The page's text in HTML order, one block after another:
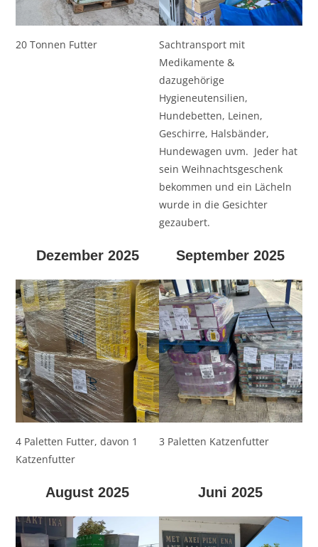
20 Tonnen Futter
Sachtransport mit
Medikamente &
dazugehörige
Hygieneutensilien,
Hundebetten, Leinen,
Geschirre, Halsbänder,
Hundewagen uvm. Jeder hat
sein Weihnachtsgeschenk
bekommen und ein Lächeln
wurde in die Gesichter
gezaubert.
Dezember 2025
4 Paletten Futter, davon 1
Katzenfutter
September 2025
3 Paletten Katzenfutter
August 2025 Juni 2025